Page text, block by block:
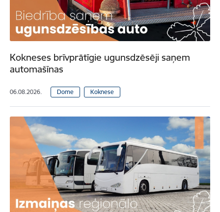
Kokneses brīvprātīgie ugunsdzēsēji saņem
automašīnas
06.08.2026. Dome Koknese